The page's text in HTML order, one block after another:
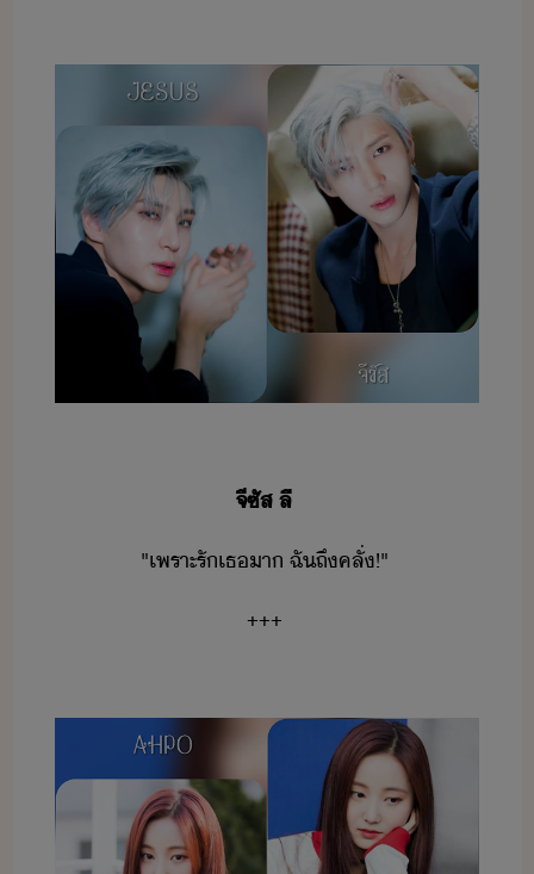
จี​ซัส​ ​ลี
"​เพราะ​รั​เธ​า​ ​ฉั​ถึ​คลั่​!​"
+++